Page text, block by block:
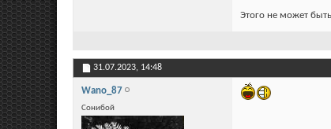
Этого не может
31.07.2023, 14:48
Wano_87
Сонибой